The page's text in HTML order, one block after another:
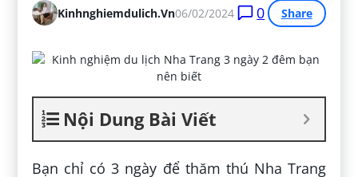
Kinhnghiemdulich.vn06/02/2024 0 Share
Nội Dung Bài Viết
Bạn chỉ có 3 ngày để thăm thú Nha Trang